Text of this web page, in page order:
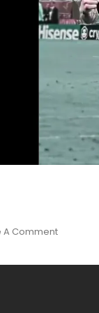
A CommentOn
Messi